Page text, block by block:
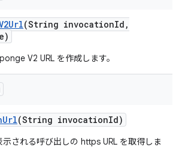
(String invocationId ,
V2 URL を作成します。
Url(String invocationId)
される呼び出しの https URL を取得しま